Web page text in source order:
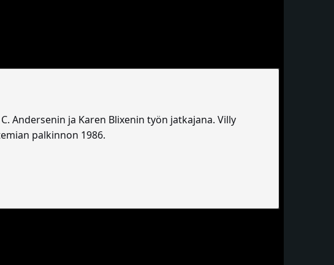
Andersenin ja Karen Blixenin työn jatkajana. Villy
palkinnon 1986.